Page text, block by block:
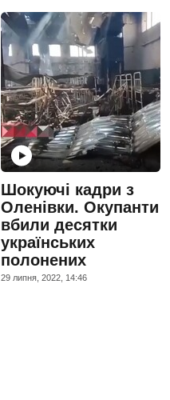
Шокуючі кадри з
Оленівки. Окупанти
вбили десятки
українських
полонених
29 липня, 2022, 14:46